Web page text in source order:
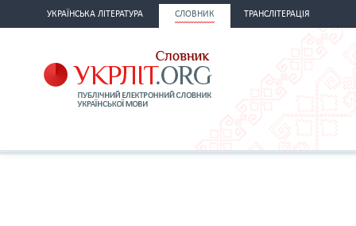
УКРАЇНСЬКА ЛІТЕРАТУРА СЛОВНИК ТРАНСЛІТЕРАЦІЯ